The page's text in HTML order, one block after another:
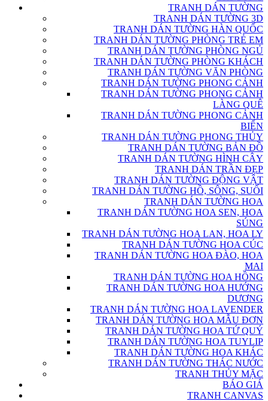
TRANH DÁN TƯỜNG
TRANH DÁN TƯỜNG 3D
TRANH DÁN TƯỜNG HÀN QUỐC
TRANH DÁN TƯỜNG PHÒNG TRẺ EM
TRANH DÁN TƯỜNG PHÒNG NGỦ
TRANH DÁN TƯỜNG PHÒNG KHÁCH
TRANH DÁN TƯỜNG VĂN PHÒNG
TRANH DÁN TƯỜNG PHONG CẢNH
TRANH DÁN TƯỜNG PHONG CẢNH
LÀNG QUÊ
TRANH DÁN TƯỜNG PHONG CẢNH
BIỂN
TRANH DÁN TƯỜNG PHONG THỦY
TRANH DÁN TƯỜNG BẢN ĐỒ
TRANH DÁN TƯỜNG HÌNH CÂY
TRANH DÁN TRẦN ĐẸP
TRANH DÁN TƯỜNG ĐỘNG VẬT
TRANH DÁN TƯỜNG HỒ, SÔNG, SUỐI
TRANH DÁN TƯỜNG HOA
TRANH DÁN TƯỜNG HOA SEN, HOA
SÚNG
TRANH DÁN TƯỜNG HOA LAN, HOA LY
TRANH DÁN TƯỜNG HOA CÚC
TRANH DÁN TƯỜNG HOA ĐÀO, HOA
MAI
TRANH DÁN TƯỜNG HOA HỒNG
TRANH DÁN TƯỜNG HOA HƯỚNG
DƯƠNG
TRANH DÁN TƯỜNG HOA LAVENDER
TRANH DÁN TƯỜNG HOA MẪU ĐƠN
TRANH DÁN TƯỜNG HOA TỨ QUÝ
TRANH DÁN TƯỜNG HOA TUYLIP
TRANH DÁN TƯỜNG HOA KHÁC
TRANH DÁN TƯỜNG THÁC NƯỚC
TRANH THỦY MẶC
BÁO GIÁ
TRANH CANVAS